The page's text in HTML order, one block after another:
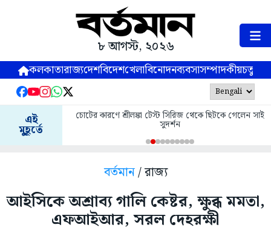
৮ আগস্ট, ২০২৬
কলকাতারাজ্যদেশবিদেশখেলাবিনোদনব্যবসাসম্পাদকীয়
এই
মুহূর্তে
চোটের কারণে শ্রীলঙ্কা টেস্ট সিরিজ থেকে ছিটকে গেলেন সাই
সুদর্শন
বর্তমান/ রাজ্য
আইসিকে অশ্রাব্য গালি কেষ্টর, ক্ষুব্ধ মমতা,
এফআইআর, সরল দেহরক্ষী